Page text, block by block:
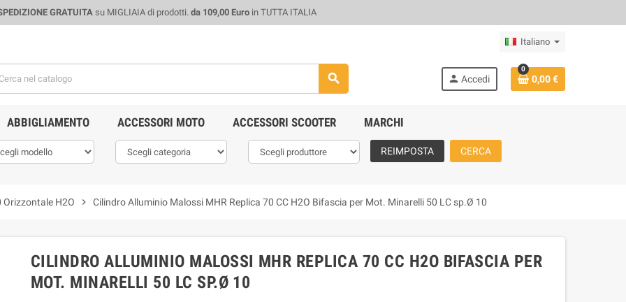
GRATUITAsu MIGLIAIA di prodotti. da 109,00 Euroin TUTTA ITALIA
Italiano
search person Accedi
0
0,00 €
ABBIGLIAMENTO ACCESSORI MOTO ACCESSORI SCOOTER MARCHI
REIMPOSTA CERCA
Orizzontale H2O chevron_right Cilindro Alluminio Malossi MHR Replica 70 CC H2O Bifascia per Mot. Minarelli 50 LC sp.Ø 10
CILINDRO ALLUMINIO MALOSSI MHR REPLICA 70 CC H2O BIFASCIA PER
MOT. MINARELLI 50 LC SP.Ø 10